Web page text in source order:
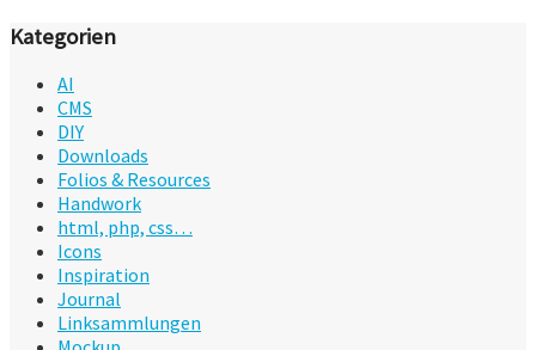
Kategorien
AI
CMS
DIY
Downloads
Folios & Resources
Handwork
html, php, css…
Icons
Inspiration
Journal
Linksammlungen